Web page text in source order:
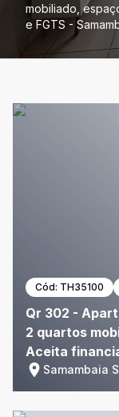
mobiliado,
e FGTS -
Cód: TH35100
Qr 302 -
2 quartos
Aceita
Samambaia